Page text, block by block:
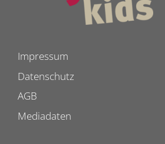
Impressum
Datenschutz
AGB
Mediadaten